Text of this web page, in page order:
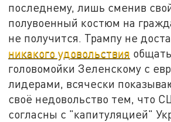
последнему, лишь сменив
полувоенный костюм на
не получится. Трампу не
никакого удовольствия
головомойки Зеленскому с
лидерами, всячески
своё недовольство тем, что
согласны с "капитуляцией"